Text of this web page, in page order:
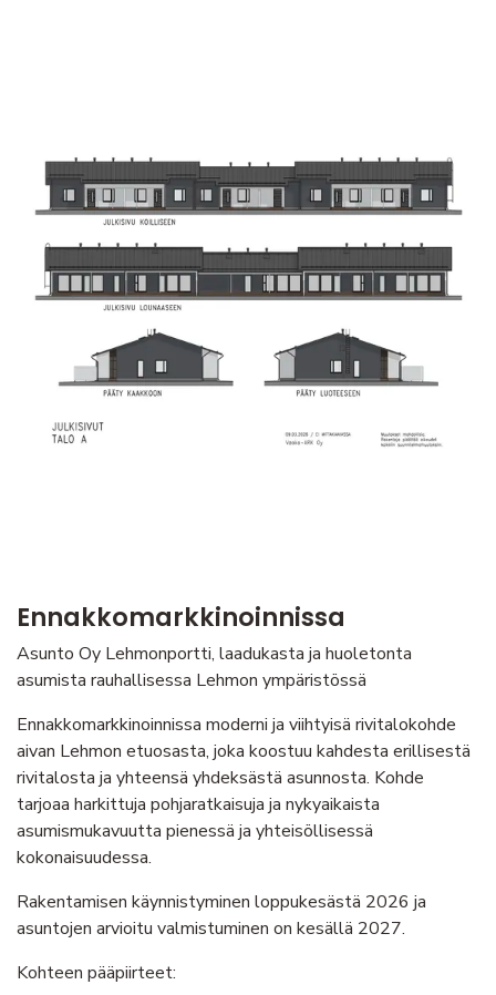
Ennakkomarkkinoinnissa
Asunto Oy Lehmonportti, laadukasta ja huoletonta
asumista rauhallisessa Lehmon ympäristössä
Ennakkomarkkinoinnissa moderni ja viihtyisä rivitalokohde
aivan Lehmon etuosasta, joka koostuu kahdesta erillisestä
rivitalosta ja yhteensä yhdeksästä asunnosta. Kohde
tarjoaa harkittuja pohjaratkaisuja ja nykyaikaista
asumismukavuutta pienessä ja yhteisöllisessä
kokonaisuudessa.
Rakentamisen käynnistyminen loppukesästä 2026 ja
asuntojen arvioitu valmistuminen on kesällä 2027.
Kohteen pääpiirteet: